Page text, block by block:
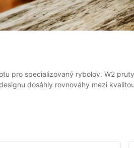
pro specializovaný rybolov. W2
dosáhly rovnováhy mezi